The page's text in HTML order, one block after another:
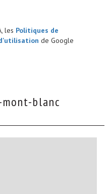
les Politiques de
de Google